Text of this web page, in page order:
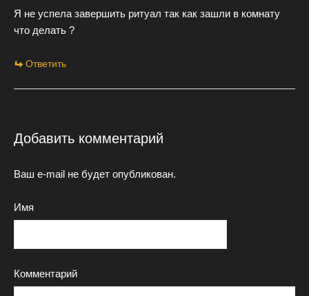
Я не успела завершить ритуал так как зашли в комнату
что делать ?
Ответить
Добавить комментарий
Ваш e-mail не будет опубликован.
Имя
Комментарий